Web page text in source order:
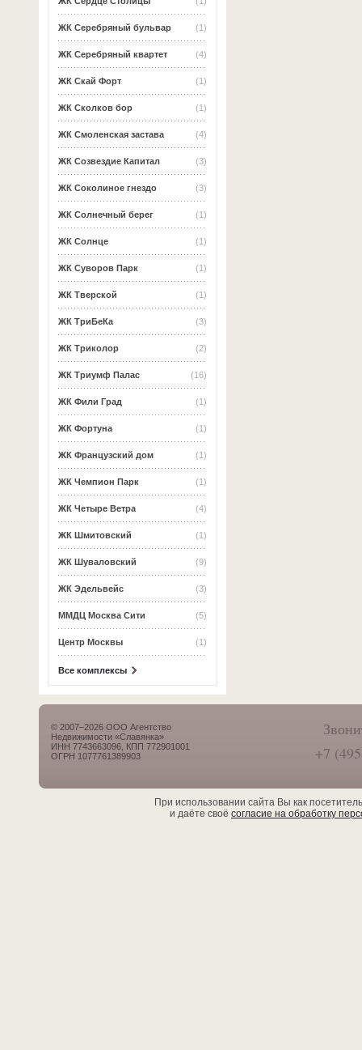
(1)
ЖК Серебряный бульвар
(4)
ЖК Серебряный квартет
(1)
ЖК Скай Форт
(1)
ЖК Сколков бор
(4)
ЖК Смоленская застава
(3)
ЖК Созвездие Капитал
(3)
ЖК Соколиное гнездо
(1)
ЖК Солнечный берег
(1)
ЖК Солнце
(1)
ЖК Суворов Парк
(1)
ЖК Тверской
(3)
ЖК ТриБеКа
(2)
ЖК Триколор
(16)
ЖК Триумф Палас
(1)
ЖК Фили Град
(1)
ЖК Фортуна
(1)
ЖК Французский дом
(1)
ЖК Чемпион Парк
(4)
ЖК Четыре Ветра
(1)
ЖК Шмитовский
(9)
ЖК Шуваловский
(3)
ЖК Эдельвейс
(5)
ММДЦ Москва Сити
(1)
Центр Москвы
Все комплексы
© 2007–2026 ООО Агентство
Недвижимости «Славянка»
ИНН 7743663096, КПП 772901001
ОГРН 1077761389903
+7
При использовании сайта Вы как
и даёте своё согласие на обработку